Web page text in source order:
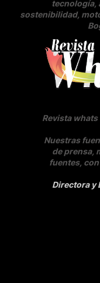
tecnología,
sostenibilidad,
Revista
Nuestras
de prensa,
fuentes,
Directora y